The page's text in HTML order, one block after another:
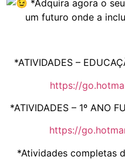
*Adquira agora o
um futuro onde a
*ATIVIDADES –
https://
*ATIVIDADES – 1º ANO
https://
*Atividades completas